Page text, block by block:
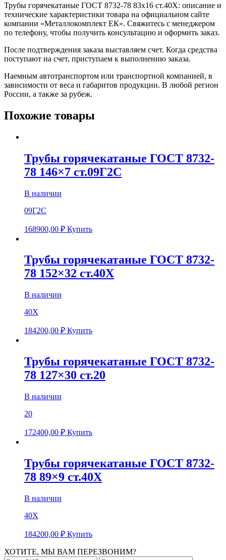
Трубы горячекатаные ГОСТ 8732-78 83x16 ст.40Х: описание и
технические характеристики товара на официальном сайте
компании «Металлокомплект ЕК». Свяжитесь с менеджером
по телефону, чтобы получить консультацию и оформить заказ.
После подтверждения заказа выставляем счет. Когда средства
поступают на счет, приступаем к выполнению заказа.
Наемным автотранспортом или транспортной компанией, в
зависимости от веса и габаритов продукции. В любой регион
России, а также за рубеж.
Похожие товары
Трубы горячекатаные ГОСТ 8732-
78 146×7 ст.09Г2С
В наличии
09Г2С
168900,00 ₽ Купить
Трубы горячекатаные ГОСТ 8732-
78 152×32 ст.40Х
В наличии
40Х
184200,00 ₽ Купить
Трубы горячекатаные ГОСТ 8732-
78 127×30 ст.20
В наличии
20
172400,00 ₽ Купить
Трубы горячекатаные ГОСТ 8732-
78 89×9 ст.40Х
В наличии
40Х
184200,00 ₽ Купить
ХОТИТЕ, МЫ ВАМ ПЕРЕЗВОНИМ?